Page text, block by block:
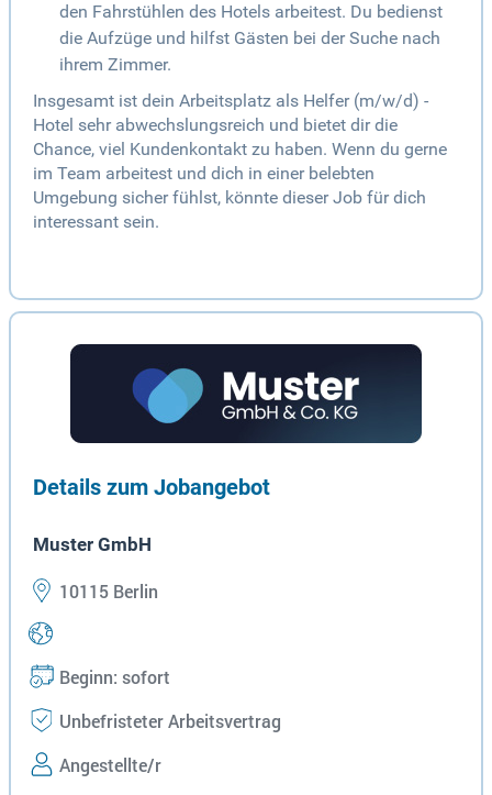
den Fahrstühlen des Hotels arbeitest. Du bedienst
die Aufzüge und hilfst Gästen bei der Suche nach
ihrem Zimmer.
Insgesamt ist dein Arbeitsplatz als Helfer (m/w/d) -
Hotel sehr abwechslungsreich und bietet dir die
Chance, viel Kundenkontakt zu haben. Wenn du gerne
im Team arbeitest und dich in einer belebten
Umgebung sicher fühlst, könnte dieser Job für dich
interessant sein.
Details zum Jobangebot
Muster GmbH
10115 Berlin
Beginn: sofort
Unbefristeter Arbeitsvertrag
Angestellte/r